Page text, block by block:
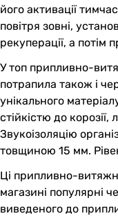
його активації
повітря зовні,
рекуперації, а потім
У топ припливно-
потрапила також і
унікального
стійкістю до корозії,
Звукоізоляцію
товщиною 15 мм.
Ці припливно-
магазині популярні
виведеного до